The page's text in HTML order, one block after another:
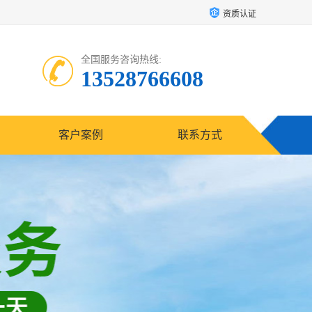
资质认证
全国服务咨询热线:
13528766608
客户案例 联系方式